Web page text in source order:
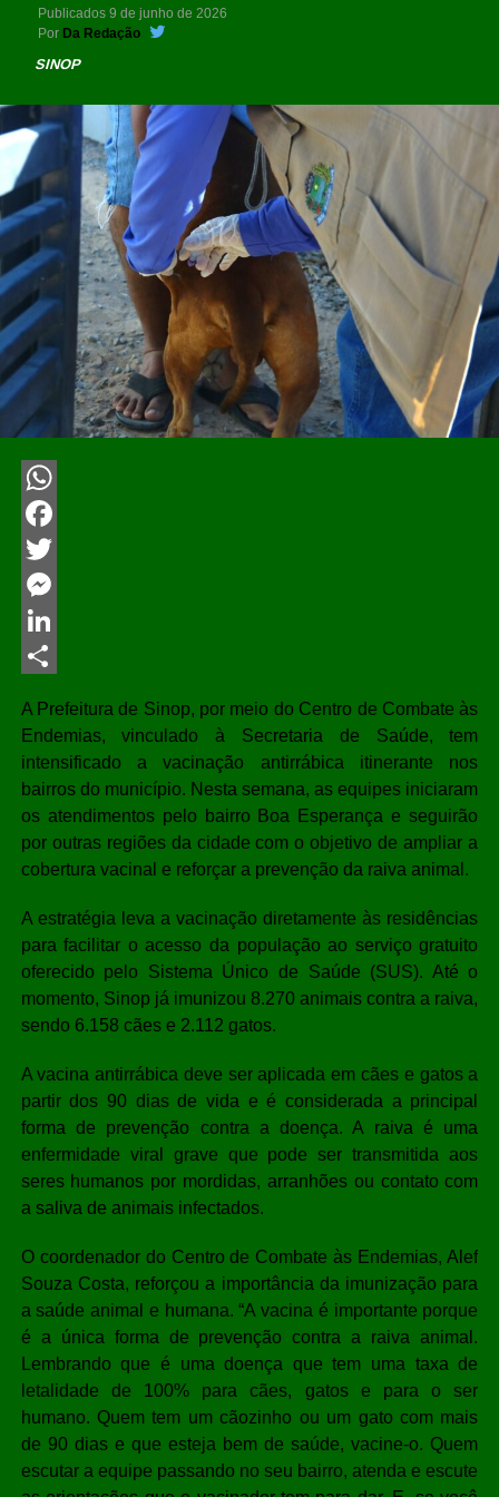
Publicados 9 de junho de 2026
Por Da Redação
SINOP
WhatsApp
Facebook
Twitter
Messenger
LinkedIn
A Prefeitura de Sinop, por meio do Centro de Combate às
Endemias, vinculado à Secretaria de Saúde, tem
intensificado a vacinação antirrábica itinerante nos
bairros do município. Nesta semana, as equipes iniciaram
os atendimentos pelo bairro Boa Esperança e seguirão
por outras regiões da cidade com o objetivo de ampliar a
cobertura vacinal e reforçar a prevenção da raiva animal.
A estratégia leva a vacinação diretamente às residências
para facilitar o acesso da população ao serviço gratuito
oferecido pelo Sistema Único de Saúde (SUS). Até o
momento, Sinop já imunizou 8.270 animais contra a raiva,
sendo 6.158 cães e 2.112 gatos.
A vacina antirrábica deve ser aplicada em cães e gatos a
partir dos 90 dias de vida e é considerada a principal
forma de prevenção contra a doença. A raiva é uma
enfermidade viral grave que pode ser transmitida aos
seres humanos por mordidas, arranhões ou contato com
a saliva de animais infectados.
O coordenador do Centro de Combate às Endemias, Alef
Souza Costa, reforçou a importância da imunização para
a saúde animal e humana. “A vacina é importante porque
é a única forma de prevenção contra a raiva animal.
Lembrando que é uma doença que tem uma taxa de
letalidade de 100% para cães, gatos e para o ser
humano. Quem tem um cãozinho ou um gato com mais
de 90 dias e que esteja bem de saúde, vacine-o. Quem
escutar a equipe passando no seu bairro, atenda e escute